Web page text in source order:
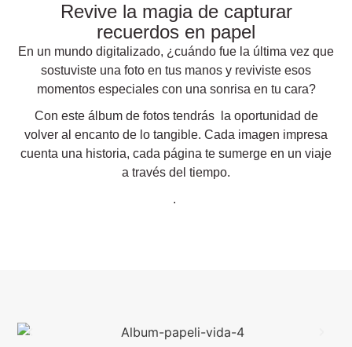
Revive la magia de capturar
recuerdos en papel
En un mundo digitalizado, ¿cuándo fue la última vez que
sostuviste una foto en tus manos y reviviste esos
momentos especiales con una sonrisa en tu cara?
Con este álbum de fotos tendrás la oportunidad de
volver al encanto de lo tangible. Cada imagen impresa
cuenta una historia, cada página te sumerge en un viaje
a través del tiempo.
.